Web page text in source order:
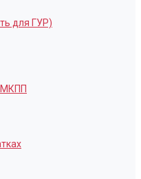
для ГУР)
МКПП